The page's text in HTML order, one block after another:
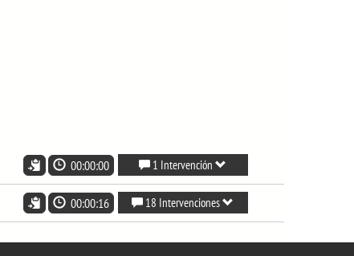
00:00:00 1 Intervención
00:00:16 18 Intervenciones